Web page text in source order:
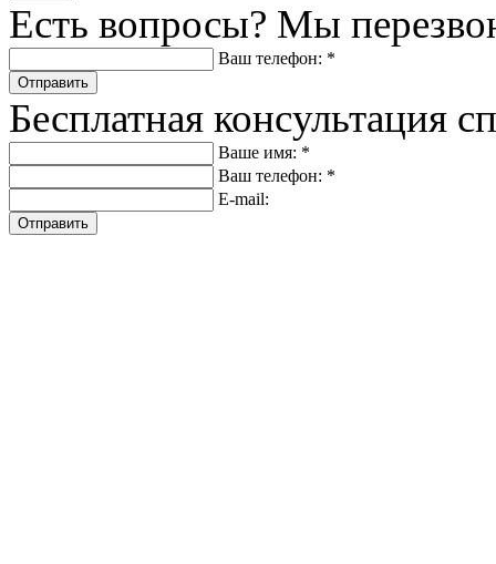
Есть вопросы? Мы
Ваш телефон: *
Отправить
Бесплатная консультация
Ваше имя: *
Ваш телефон: *
E-mail:
Отправить